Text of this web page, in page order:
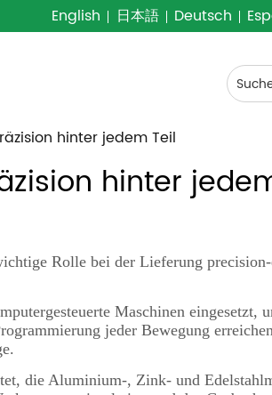
English 日本語 Deutsch
hinter jedem Teil
hinter